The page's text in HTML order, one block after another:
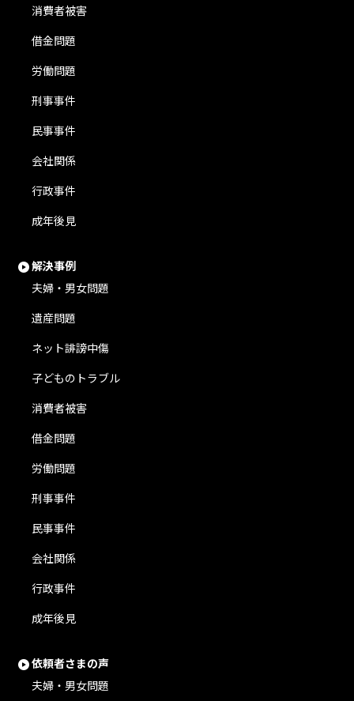
消費者被害
借金問題
労働問題
刑事事件
民事事件
会社関係
行政事件
成年後見
解決事例
夫婦・男女問題
遺産問題
ネット誹謗中傷
子どものトラブル
消費者被害
借金問題
労働問題
刑事事件
民事事件
会社関係
行政事件
成年後見
依頼者さまの声
夫婦・男女問題